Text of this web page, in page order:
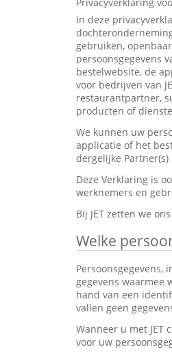
In deze
gebruiken,
persoonsgegevens
bestelwebsite, de
voor bedrijven van
restaurantpartner,
producten of
We kunnen uw
applicatie of het
dergelijke
Deze Verklaring is
werknemers en
Bij JET zetten we
Welke
Persoonsgegevens,
gegevens waarmee
hand van een
vallen geen
Wanneer u met JET
voor uw